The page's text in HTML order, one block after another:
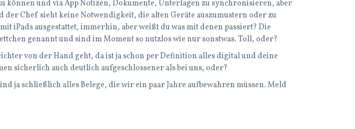
können und via App Notizen, Dokumente, Unterlagen zu synchronisieren, aber
Chef sieht keine Notwendigkeit, die alten Geräte auszumustern oder zu
iPads ausgestattet, immerhin, aber weißt du was mit denen passiert? Die
genannt und sind im Moment so nutzlos wie nur sonstwas. Toll, oder?
von der Hand geht, da ist ja schon per Definition alles digital und deine
sicherlich auch deutlich aufgeschlossener als bei uns, oder?
ja schließlich alles Belege, die wir ein paar Jahre aufbewahren müssen. Meld